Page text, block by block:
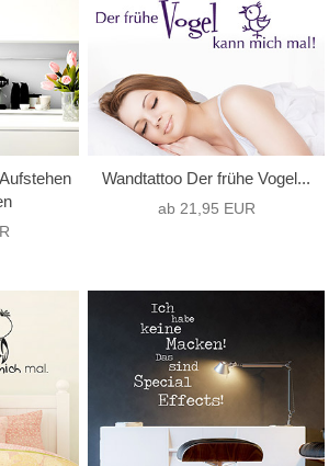
Wandtattoo Der frühe Vogel...
ab 21,95 EUR